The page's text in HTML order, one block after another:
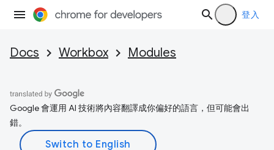
登入
Docs Workbox Modules
Google 會運用 AI 技術將內容翻譯成你偏好的語言，但可能會出
錯。